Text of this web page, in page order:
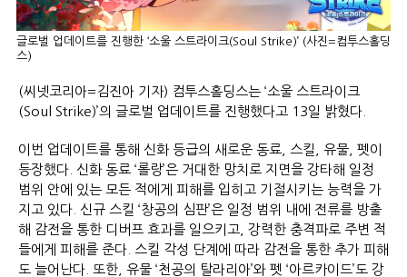
글로벌 업데이트를 진행한 ‘소울 스트라이크(Soul Strike)’ (사진=컴투스홀딩
스)
(씨넷코리아=김진아 기자) 컴투스홀딩스는 ‘소울 스트라이크
(Soul Strike)’의 글로벌 업데이트를 진행했다고 13일 밝혔다.
이번 업데이트를 통해 신화 등급의 새로운 동료, 스킬, 유물, 펫이
등장했다. 신화 동료 ‘롤랑’은 거대한 망치로 지면을 강타해 일정
범위 안에 있는 모든 적에게 피해를 입히고 기절시키는 능력을 가
지고 있다. 신규 스킬 ‘창공의 심판’은 일정 범위 내에 전류를 방출
해 감전을 통한 디버프 효과를 일으키고, 강력한 충격파로 주변 적
들에게 피해를 준다. 스킬 각성 단계에 따라 감전을 통한 추가 피해
도 늘어난다. 또한, 유물 ‘천공의 탈라리아’와 펫 ‘아르카이드’도 강